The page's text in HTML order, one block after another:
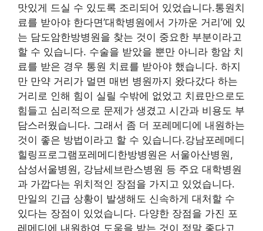
맛있게 드실 수 있도록 조리되어 있었습니다.통원치
료를 받아야 한다면’대학병원에서 가까운 거리’에 있
는 담도암한방병원을 찾는 것이 중요한 부분이라고
할 수 있습니다. 수술을 받았을 뿐만 아니라 항암 치
료를 받은 경우 통원 치료를 받아야 했습니다. 하지
만 만약 거리가 멀면 매번 병원까지 왔다갔다 하는
거리로 인해 힘이 실릴 수밖에 없었고 치료만으로도
힘들고 심리적으로 문제가 생겼고 시간과 비용도 부
담스러웠습니다. 그래서 좀 더 포레메디에 내원하는
것이 좋은 방법이라고 할 수 있습니다.강남포레메디
힐링프로그램포레메디한방병원은 서울아산병원,
삼성서울병원, 강남세브란스병원 등 주요 대학병원
과 가깝다는 위치적인 장점을 가지고 있었습니다.
만일의 긴급 상황이 발생해도 신속하게 대처할 수
있다는 장점이 있었습니다. 다양한 장점을 가진 포
레메디에 내원하여 도움을 받는 것이 정말 좋다고